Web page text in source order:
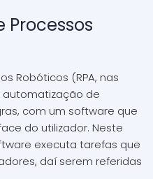
Robóticos (RPA, nas
automatização de
com um software que
do utilizador. Neste
executa tarefas que
daí serem referidas